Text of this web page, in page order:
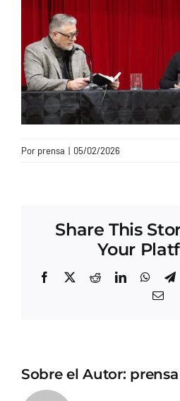
CONTACTO
Por prensa | 05/02/2026
Share This
Your
Facebook
X RedditLinkedIn
Sobre el Autor: prensa